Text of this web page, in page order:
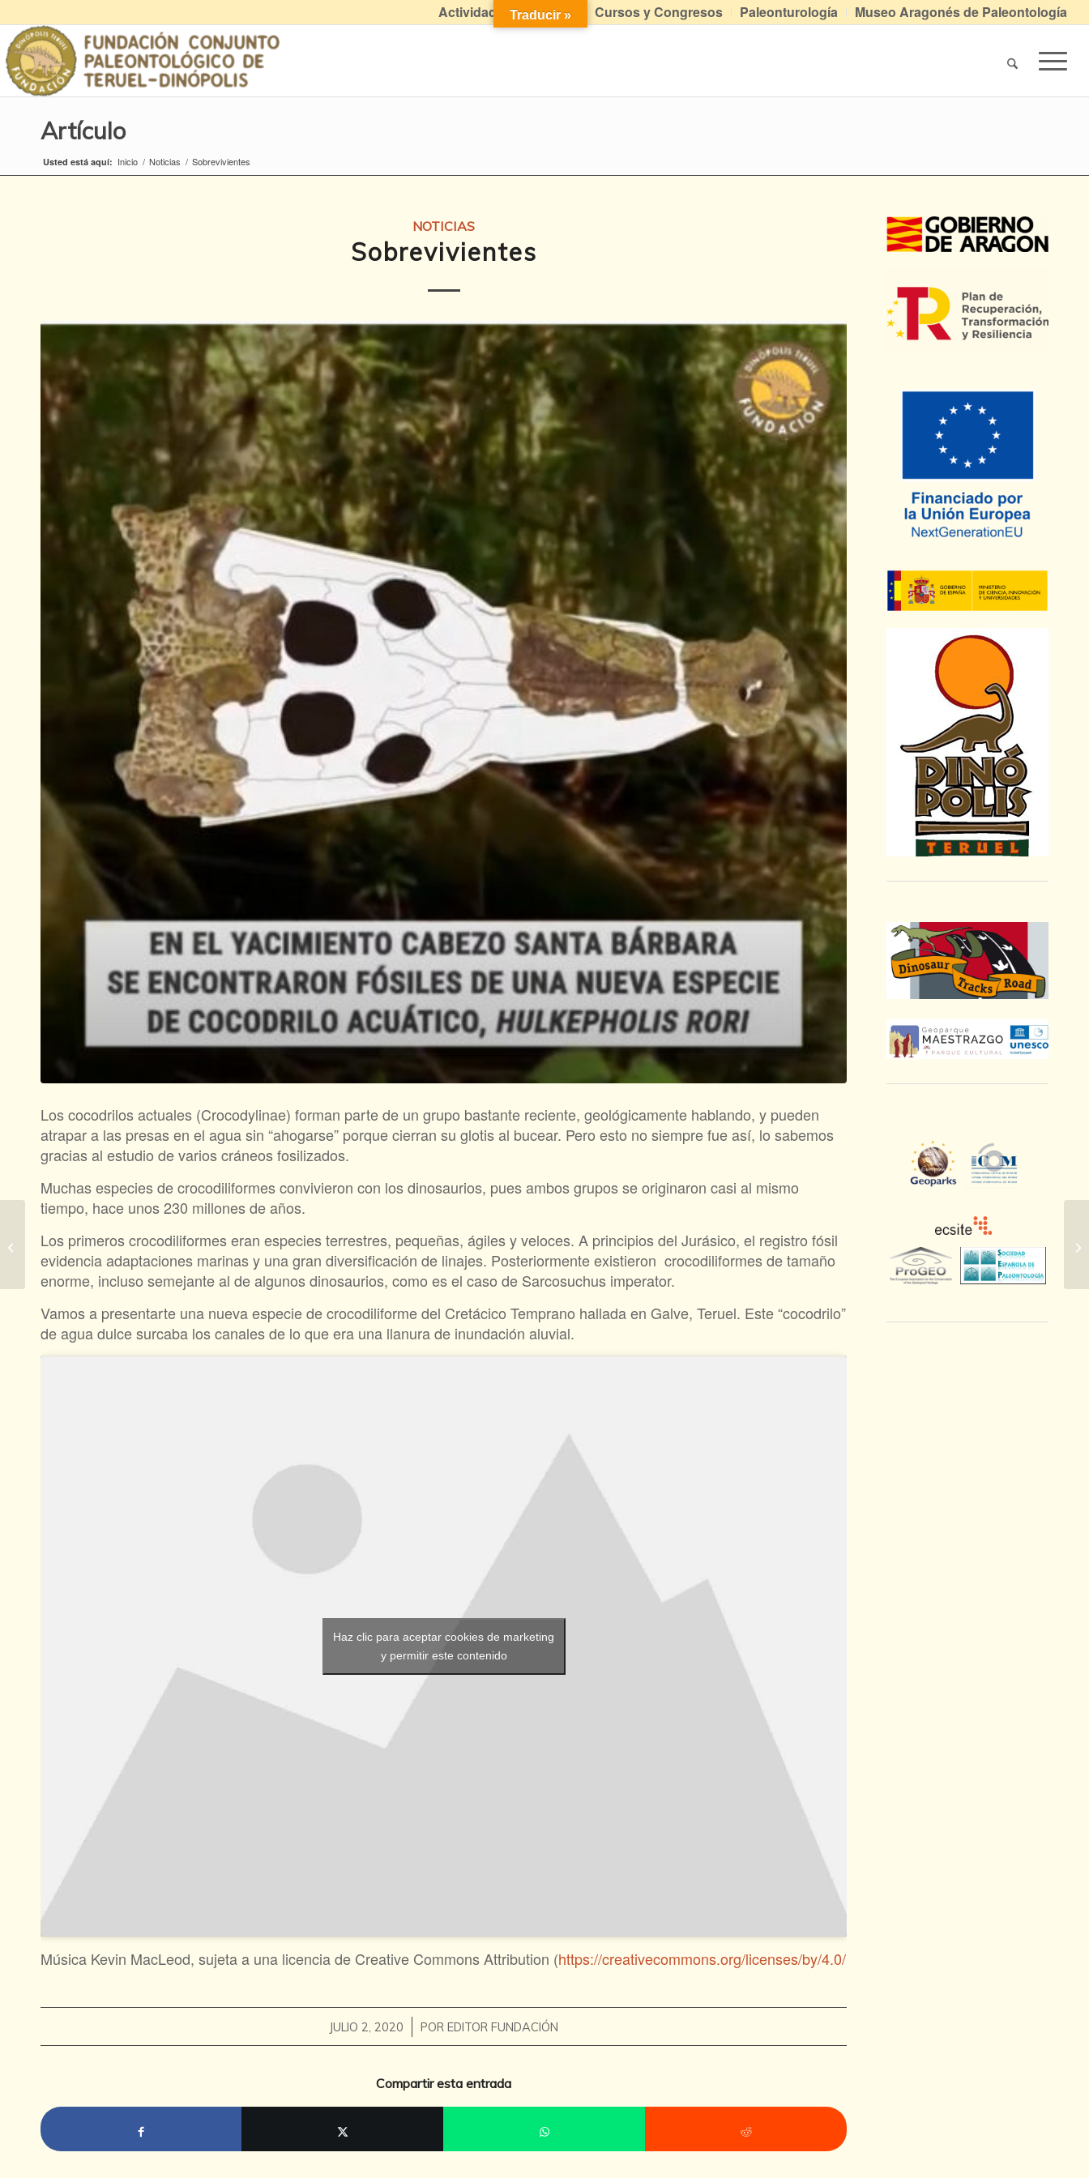
Actividades didácticas Cursos y Congresos Paleonturología Museo Aragonés de Paleontología
Artículo
Usted está aquí: Inicio / Noticias / Sobrevivientes
NOTICIAS
Sobrevivientes
Los cocodrilos actuales (Crocodylinae) forman parte de un grupo bastante reciente, geológicamente hablando, y pueden
atrapar a las presas en el agua sin “ahogarse” porque cierran su glotis al bucear. Pero esto no siempre fue así, lo sabemos
gracias al estudio de varios cráneos fosilizados.
Muchas especies de crocodiliformes convivieron con los dinosaurios, pues ambos grupos se originaron casi al mismo
tiempo, hace unos 230 millones de años.
Los primeros crocodiliformes eran especies terrestres, pequeñas, ágiles y veloces. A principios del Jurásico, el registro fósil
evidencia adaptaciones marinas y una gran diversificación de linajes. Posteriormente existieron crocodiliformes de tamaño
enorme, incluso semejante al de algunos dinosaurios, como es el caso de Sarcosuchus imperator.
Vamos a presentarte una nueva especie de crocodiliforme del Cretácico Temprano hallada en Galve, Teruel. Este “cocodrilo”
de agua dulce surcaba los canales de lo que era una llanura de inundación aluvial.
Haz clic para aceptar cookies de marketing
y permitir este contenido
Música Kevin MacLeod, sujeta a una licencia de Creative Commons Attribution (https://creativecommons.org/licenses/by/4.0/
JULIO 2, 2020
/ POREDITOR FUNDACIÓN
Compartir esta entrada
Obvio
Traducir »